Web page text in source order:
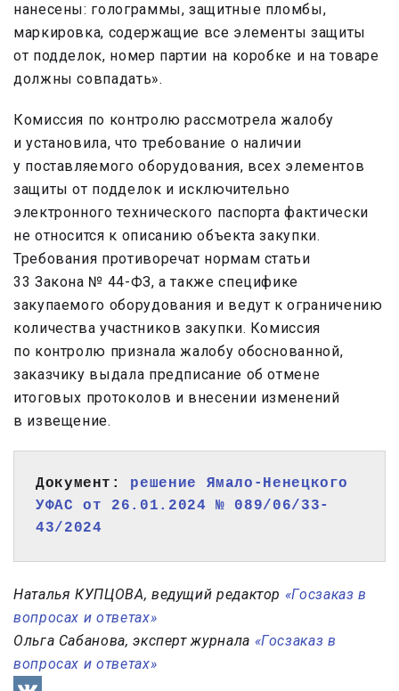
нанесены: голограммы, защитные пломбы,
маркировка, содержащие все элементы защиты
от подделок, номер партии на коробке и на товаре
должны совпадать».
Комиссия по контролю рассмотрела жалобу
и установила, что требование о наличии
у поставляемого оборудования, всех элементов
защиты от подделок и исключительно
электронного технического паспорта фактически
не относится к описанию объекта закупки.
Требования противоречат нормам статьи
33 Закона № 44-ФЗ, а также специфике
закупаемого оборудования и ведут к ограничению
количества участников закупки. Комиссия
по контролю признала жалобу обоснованной,
заказчику выдала предписание об отмене
итоговых протоколов и внесении изменений
в извещение.
Документ: решение Ямало-Ненецкого
УФАС от 26.01.2024 № 089/06/33-
43/2024
Наталья КУПЦОВА, ведущий редактор «Госзаказ в
вопросах и ответах»
Ольга Сабанова,эксперт журнала «Госзаказ в
вопросах и ответах»